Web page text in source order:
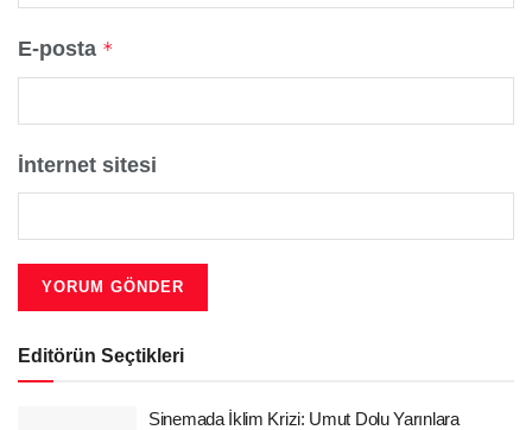
E-posta *
İnternet sitesi
Editörün Seçtikleri
Sinemada İklim Krizi: Umut Dolu Yarınlara